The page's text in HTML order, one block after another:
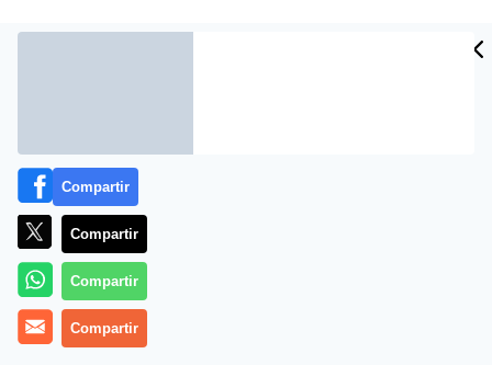
Más información
Compartir
Compartir
Compartir
Compartir